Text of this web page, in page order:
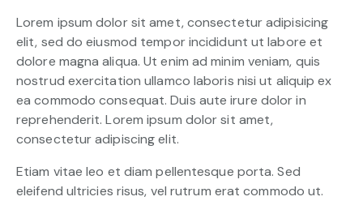
Lorem ipsum dolor sit amet, consectetur adipisicing
elit, sed do eiusmod tempor incididunt ut labore et
dolore magna aliqua. Ut enim ad minim veniam, quis
nostrud exercitation ullamco laboris nisi ut aliquip ex
ea commodo consequat. Duis aute irure dolor in
reprehenderit. Lorem ipsum dolor sit amet,
consectetur adipiscing elit.
Etiam vitae leo et diam pellentesque porta. Sed
eleifend ultricies risus, vel rutrum erat commodo ut.